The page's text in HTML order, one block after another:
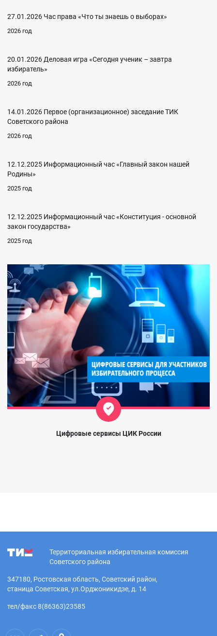
27.01.2026 Час права «Что ты знаешь о выборах»
2026 год
20.01.2026 Деловая игра «Сегодня ученик – завтра
избиратель»
2026 год
14.01.2026 Первое (организационное) заседание ТИК
Советского района
2026 год
12.12.2025 Информационный час «Главный закон нашей
Родины»
2025 год
12.12.2025 Информационный час «Конституция - основной
закон государства»
2025 год
Цифровые сервисы ЦИК России
Территориальная избирательная комиссия
Советского района
347180, Ростовская область, Советский район,
станица Советская, ул.Орджоникидзе, д. 14
тел/факс 8(86363)23585